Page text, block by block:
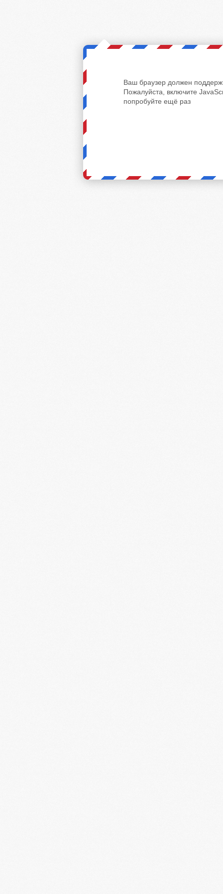
Ваш браузер должен
Пожалуйста, включите
попробуйте ещё раз